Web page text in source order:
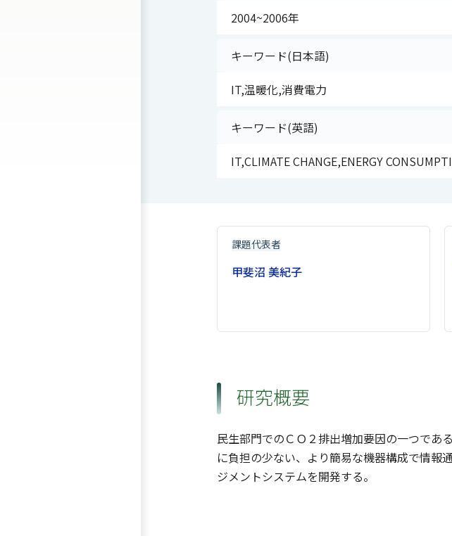
2004~2006年
キーワード(日本語)
IT,温暖化,消費電力
キーワード(英語)
IT,CLIMATE CHANGE,ENERGY
課題代表者
甲斐沼 美紀子
研究概要
民生部門でのＣＯ２排出増加要因の一つであ
に負担の少ない、より簡易な機器構成で情報
ジメントシステムを開発する。